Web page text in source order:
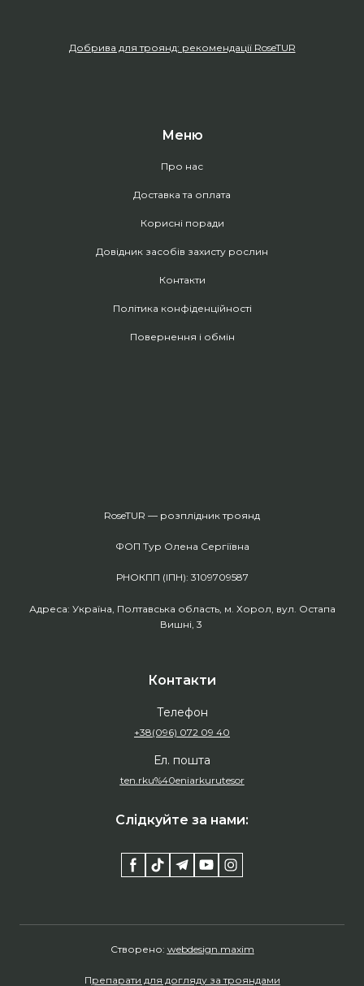
Добрива для троянд: рекомендації RoseTUR
Меню
Про нас
Доставка та оплата
Корисні поради
Довідник засобів захисту рослин
Контакти
Політика конфіденційності
Повернення і обмін
RoseTUR — розплідник троянд
ФОП Тур Олена Сергіївна
РНОКПП (ІПН): 3109709587
Адреса: Україна, Полтавська область, м. Хорол, вул. Остапа
Вишні, 3
Контакти
Телефон
+38(096) 072 09 40
Ел. пошта
ten.rku%40eniarkurutesor
Слідкуйте за нами:
Створено: webdesign.maxim
Препарати для догляду за трояндами